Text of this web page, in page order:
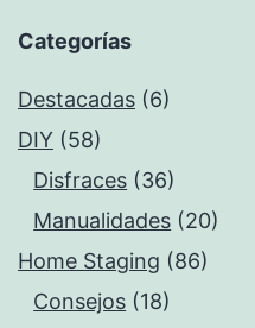
Categorías
Destacadas (6)
DIY (58)
Disfraces (36)
Manualidades (20)
Home Staging (86)
Consejos (18)